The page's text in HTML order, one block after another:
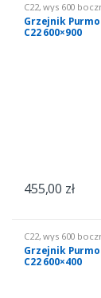
C22,wys 600
Ogrzewanie
Grzejnik
C22 600×900
455,00 zł
C22,wys 600
Ogrzewanie
Grzejnik
C22 600×400